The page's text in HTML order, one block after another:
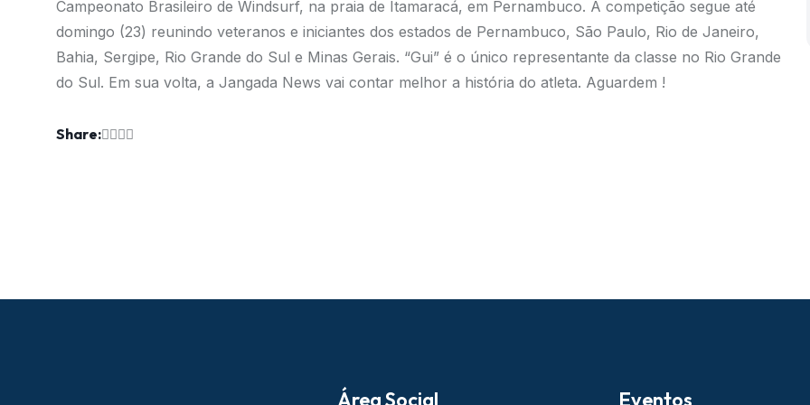
Campeonato Brasileiro de Windsurf, na praia de Itamaracá, em Pernambuco. A competição segue até
domingo (23) reunindo veteranos e iniciantes dos estados de Pernambuco, São Paulo, Rio de Janeiro,
Bahia, Sergipe, Rio Grande do Sul e Minas Gerais. “Gui” é o único representante da classe no Rio Grande
do Sul. Em sua volta, a Jangada News vai contar melhor a história do atleta. Aguardem !
Share:
Área Social Eventos